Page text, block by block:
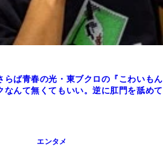
らば青春の光・東ブクロの『こわいもん
なんて無くてもいい。逆に肛門を舐めて
エンタメ